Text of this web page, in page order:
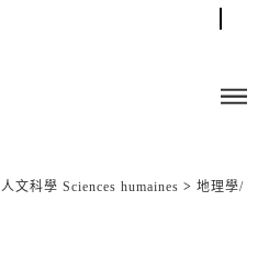
人文科學 Sciences humaines > 地理學/